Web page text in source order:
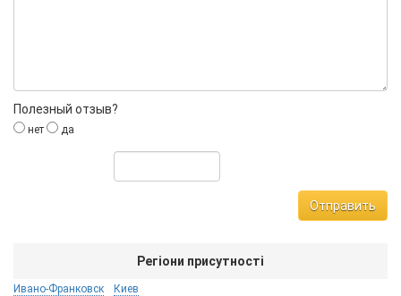
Полезный отзыв?
нет да
Отправить
Регіони присутності
Ивано-Франковск Киев